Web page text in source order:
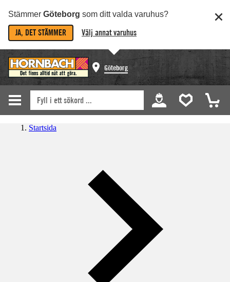
Stämmer Göteborg som ditt valda varuhus?
JA, DET STÄMMER Välj annat varuhus
Göteborg
Startsida